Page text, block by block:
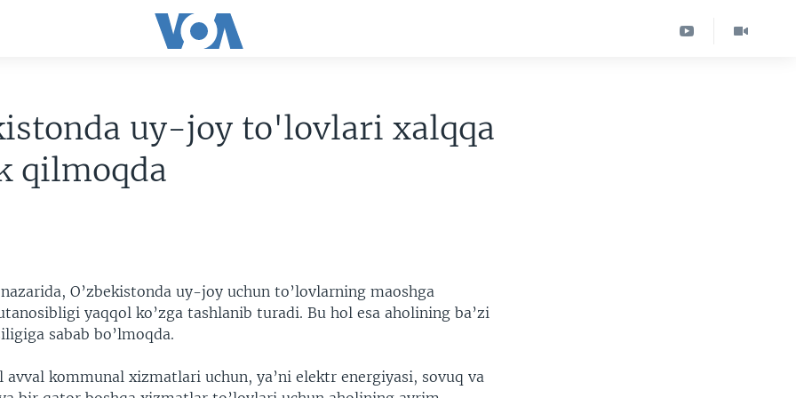
uy-joy to'lovlari xalqqa
qilmoqda
O’zbekistonda uy-joy uchun to’lovlarning maoshga
yaqqol ko’zga tashlanib turadi. Bu hol esa aholining ba’zi
sabab bo’lmoqda.
avval kommunal xizmatlari uchun, ya’ni elektr energiyasi, sovuq va